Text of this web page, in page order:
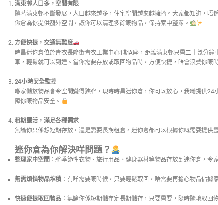
滿東邨人口多，空間有限
隨著滿東邨不斷發展，人口越來越多，住宅空間越來越擁擠。大家都知道，唔
你倉為你提供額外空間，讓你可以清理多餘嘅物品，保持家中整潔。
方便快捷，交通無難度
時昌迷你倉位於青衣長隆街青衣工業中心1期A座，距離滿東邨只需二十幾分鐘
車，輕鬆就可以到達。當你需要存放或取回物品時，方便快捷，唔會浪費你嘅
24小時安全監控
喺家儲放物品會令空間變得狹窄，現時時昌迷你倉，你可以放心，我哋提供24
障你嘅物品安全。
租期靈活，滿足各種需求
無論你只係想短期存放，還是需要長期租倉，迷你倉都可以根據你嘅需要提供
迷你倉為你解決咩問題？
整理家中空間 ：將季節性衣物、旅行用品、健身器材等物品存放到迷你倉，令
無需煩惱物品堆積 ：有咩需要嘅時候，只要輕鬆取回，唔需要再擔心物品佔據
快速便捷取回物品 ：無論你係短期儲存定長期儲存，只要需要，隨時隨地取回